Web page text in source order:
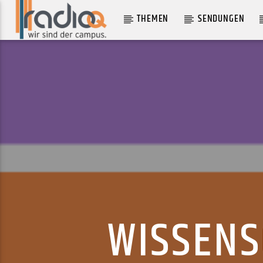
THEMEN SENDUNGEN